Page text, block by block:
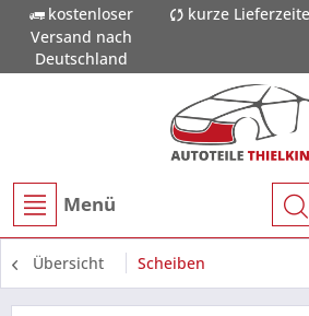
kostenloser
Versand nach
Deutschland
kurze
Menü
Übersicht Scheiben